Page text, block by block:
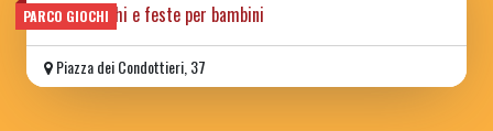
PARCO GIOCHI
parco giochi e feste per bambini
Piazza dei Condottieri, 37